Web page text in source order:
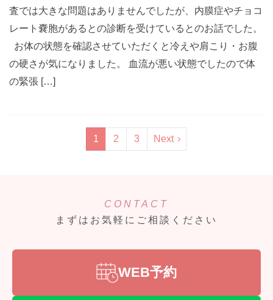
査では大きな問題はありませんでしたが、内膜症やチョコ
レート嚢胞があるとの診断を受けているとのお話でした。
お体の状態を確認させていただくと冷えや肩こり・お腹
の硬さが気になりました。 血流が悪い状態でしたので体
の緊張 […]
1 2 3 Next
CONTACT
まずはお気軽にご相談ください
WEB予約